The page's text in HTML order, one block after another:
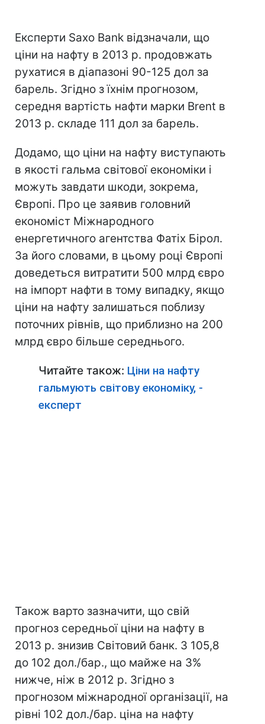
Експерти Saxo Bank відзначали, що
ціни на нафту в 2013 р. продовжать
рухатися в діапазоні 90-125 дол за
барель. Згідно з їхнім прогнозом,
середня вартість нафти марки Brent в
2013 р. складе 111 дол за барель.
Додамо, що ціни на нафту виступають
в якості гальма світової економіки і
можуть завдати шкоди, зокрема,
Європі. Про це заявив головний
економіст Міжнародного
енергетичного агентства Фатіх Бірол.
За його словами, в цьому році Європі
доведеться витратити 500 млрд євро
на імпорт нафти в тому випадку, якщо
ціни на нафту залишаться поблизу
поточних рівнів, що приблизно на 200
млрд євро більше середнього.
Читайте також: Ціни на нафту
гальмують світову економіку, -
експерт
Також варто зазначити, що свій
прогноз середньої ціни на нафту в
2013 р. знизив Світовий банк. З 105,8
до 102 дол./бар., що майже на 3%
нижче, ніж в 2012 р. Згідно з
прогнозом міжнародної організації, на
рівні 102 дол./бар. ціна на нафту